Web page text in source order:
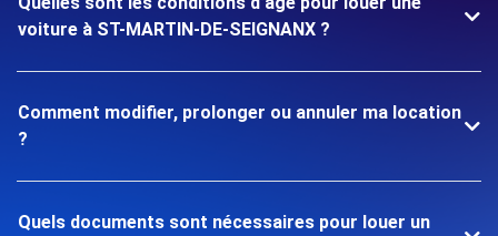
voiture à ST-MARTIN-DE-SEIGNANX ?
Comment modifier, prolonger ou annuler ma location
?
Quels documents sont nécessaires pour louer un